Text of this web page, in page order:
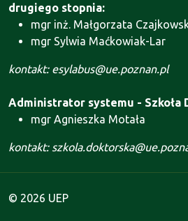
drugiego stopnia:
mgr inż. Małgorzata
mgr Sylwia Maćkowiak-Lar
kontakt: esylabus@ue.poznan.pl
Administrator systemu - Szkoła
mgr Agnieszka Motała
kontakt:
© 2026 UEP